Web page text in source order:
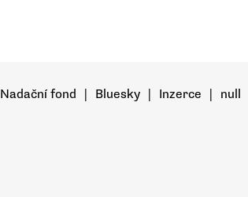
Nadační fond Bluesky Inzerce
null